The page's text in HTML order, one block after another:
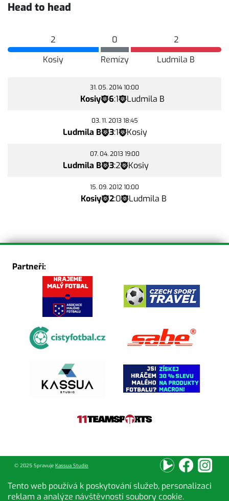
Head to head
2
Kosiy
0
Remízy
2
Ludmila B
31. 05. 2014 10:00
Kosiy 6:1 Ludmila B
03. 11. 2013 18:45
Ludmila B 3:1 Kosiy
07. 04. 2013 19:00
Ludmila B 3:2 Kosiy
15. 09. 2012 10:00
Kosiy 2:0 Ludmila B
Partneři:
© 2025 Spravuje Kassua Studio
Tento web používá k poskytování služeb, personalizaci
reklam a analýze návštěvnosti soubory cookie.